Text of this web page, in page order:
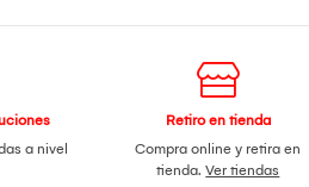
a nivel
Retiro en tienda
Compra online y retira en
tienda.Ver tiendas